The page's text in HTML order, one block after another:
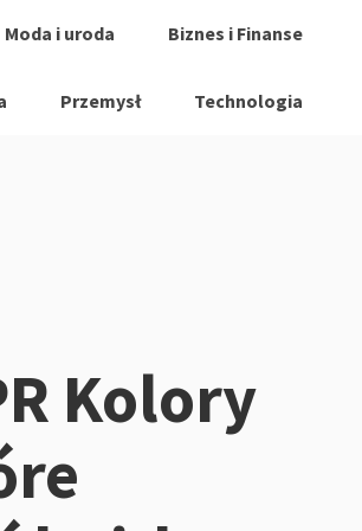
Moda i uroda Biznes i Finanse
Przemysł Technologia
Kolory